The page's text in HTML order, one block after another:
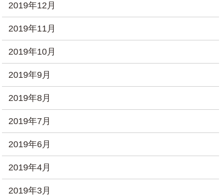
2019年12月
2019年11月
2019年10月
2019年9月
2019年8月
2019年7月
2019年6月
2019年4月
2019年3月